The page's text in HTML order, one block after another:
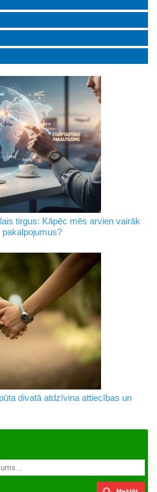
tirgus: Kāpēc mēs arvien vairāk
divatā atdzīvina attiecības un